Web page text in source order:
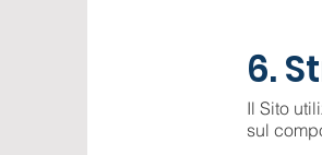
6.
Il Sito
sul